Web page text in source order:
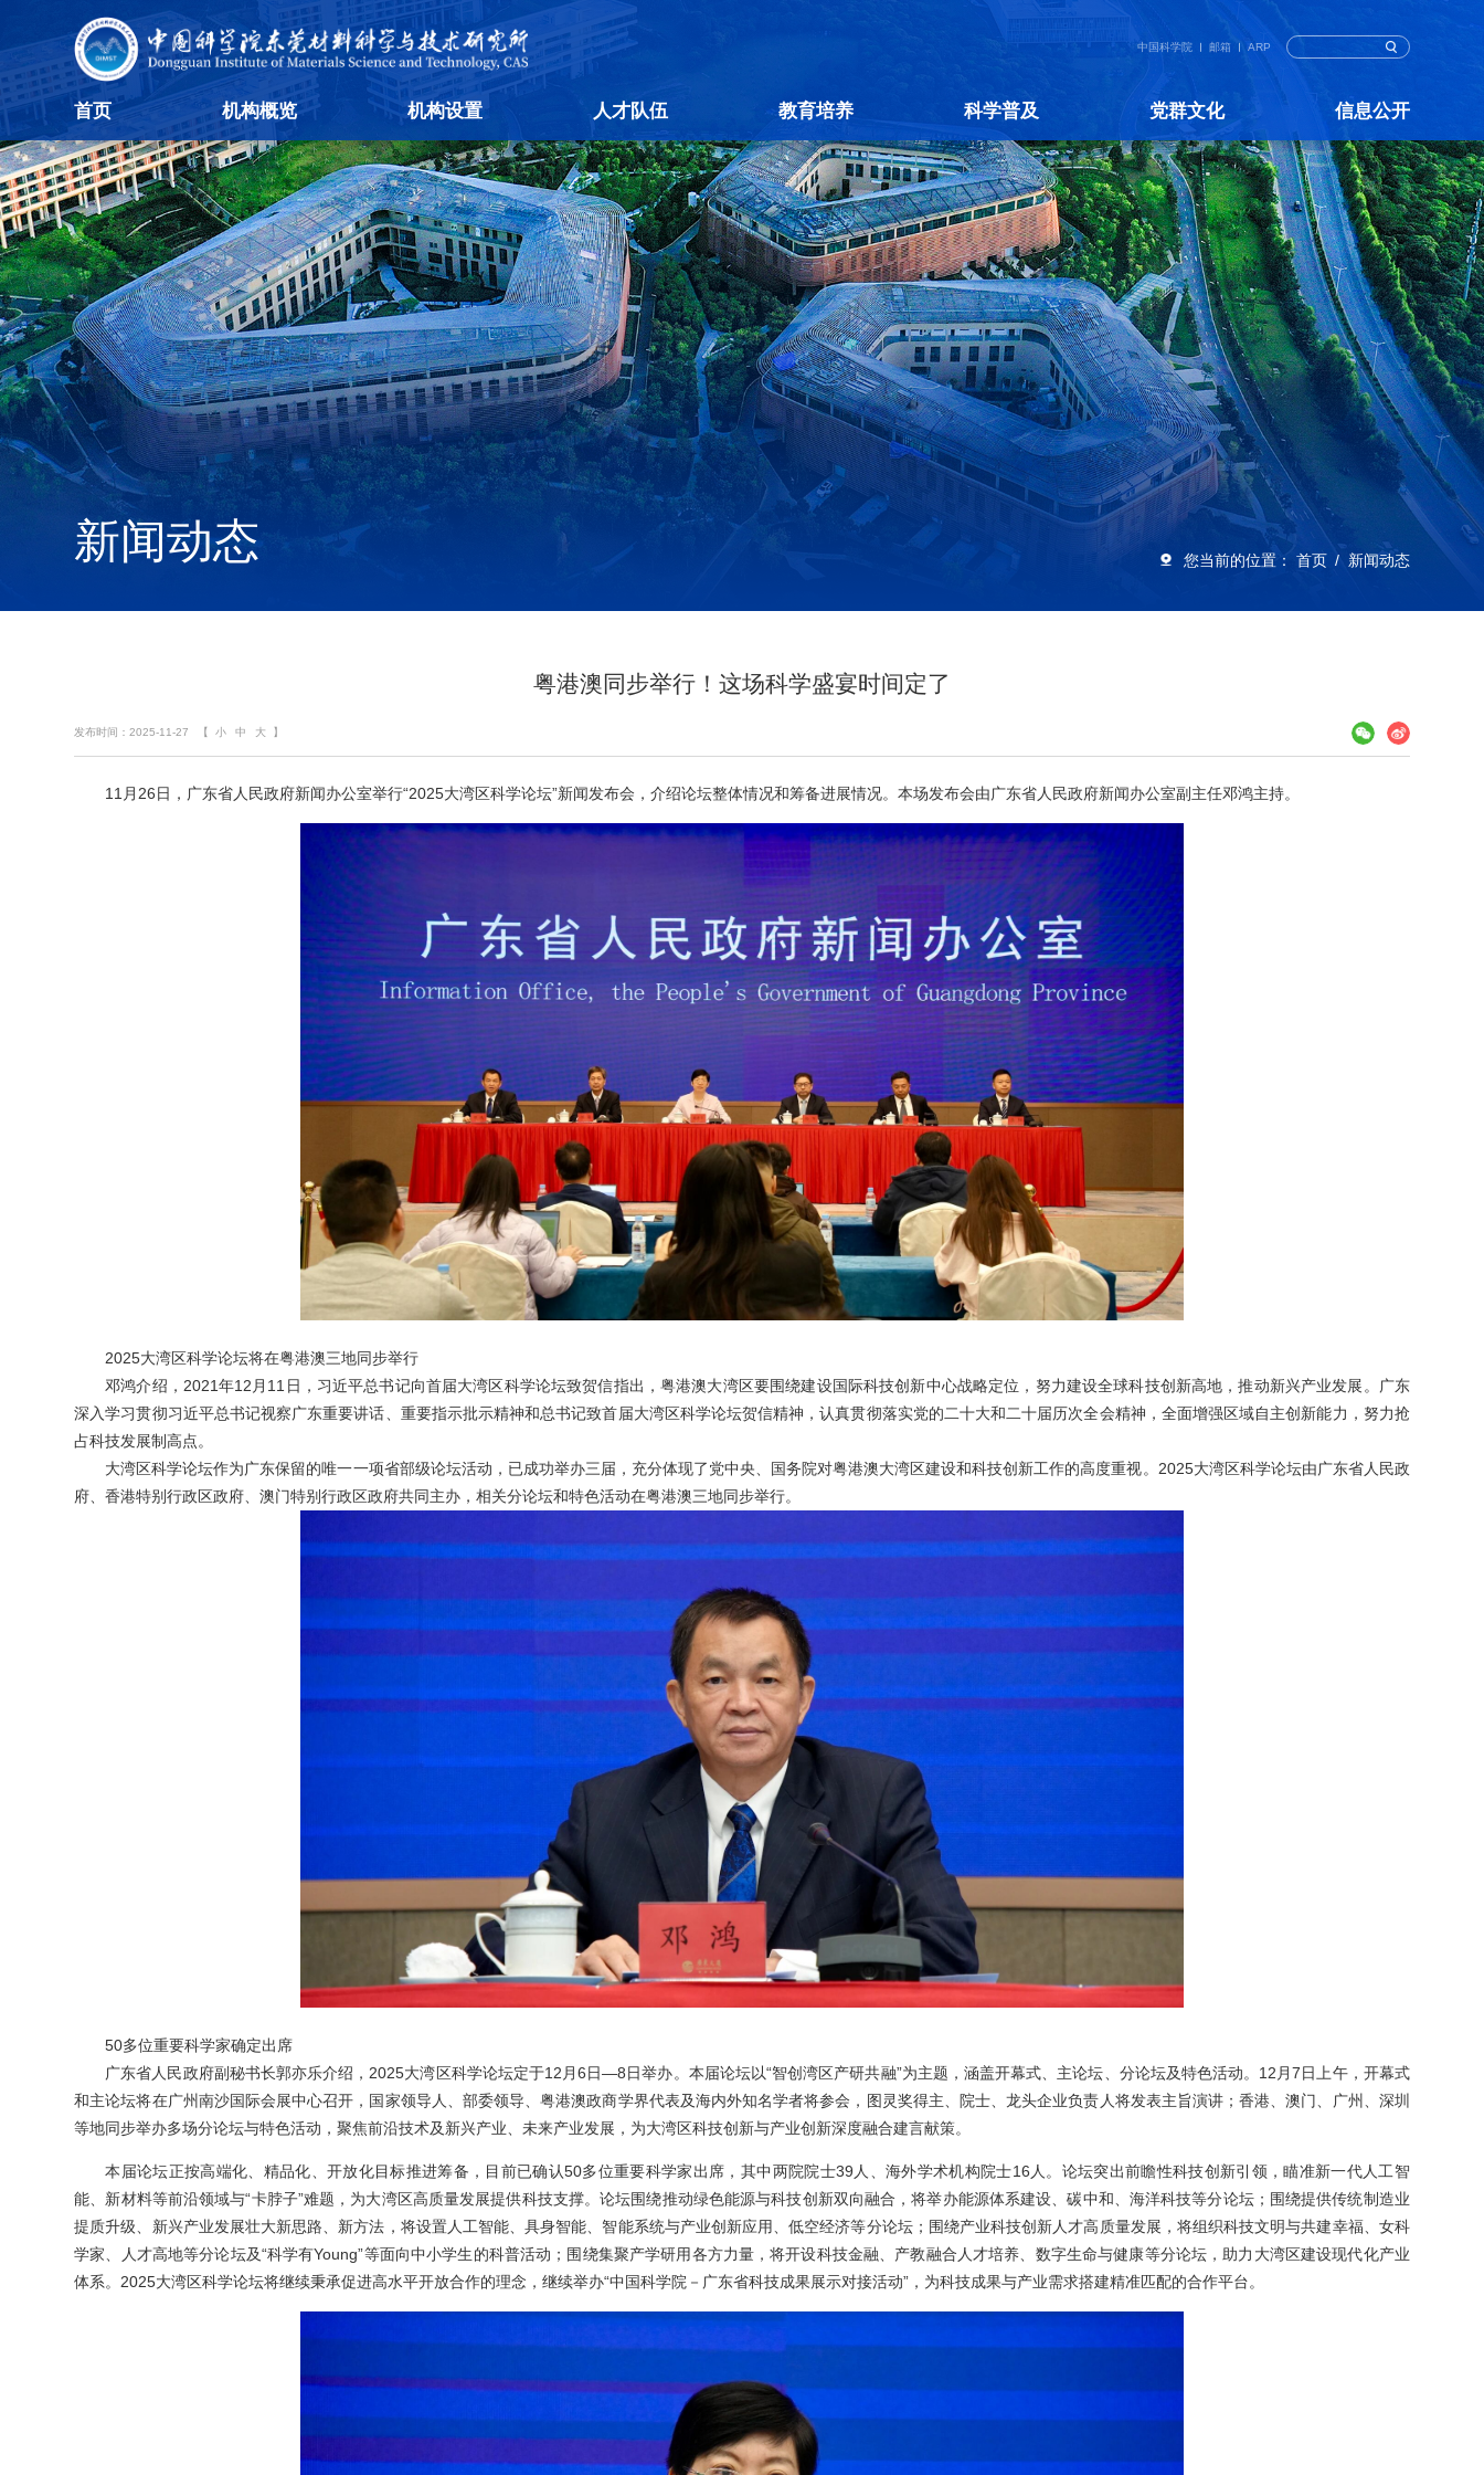
中国科学院 邮箱 ARP
首页 机构概览 机构设置 人才队伍 教育培养 科学普及 党群文化 信息公开
新闻动态 您当前的位置： 首页 新闻动态
粤港澳同步举行！这场科学盛宴时间定了
发布时间：2025-11-27 【小 中 大 】
11月26日，广东省人民政府新闻办公室举行“2025大湾区科学论坛”新闻发布会，介绍论坛整体情况和筹备进展情况。本场发布会由广东省人民政府新闻办公室副主任邓鸿主持。
2025大湾区科学论坛将在粤港澳三地同步举行
邓鸿介绍，2021年12月11日，习近平总书记向首届大湾区科学论坛致贺信指出，粤港澳大湾区要围绕建设国际科技创新中心战略定位，努力建设全球科技创新高地，推动新兴产业发展。广东
深入学习贯彻习近平总书记视察广东重要讲话、重要指示批示精神和总书记致首届大湾区科学论坛贺信精神，认真贯彻落实党的二十大和二十届历次全会精神，全面增强区域自主创新能力，努力抢
占科技发展制高点。
大湾区科学论坛作为广东保留的唯一一项省部级论坛活动，已成功举办三届，充分体现了党中央、国务院对粤港澳大湾区建设和科技创新工作的高度重视。2025大湾区科学论坛由广东省人民政
府、香港特别行政区政府、澳门特别行政区政府共同主办，相关分论坛和特色活动在粤港澳三地同步举行。
50多位重要科学家确定出席
广东省人民政府副秘书长郭亦乐介绍，2025大湾区科学论坛定于12月6日—8日举办。本届论坛以“智创湾区产研共融”为主题，涵盖开幕式、主论坛、分论坛及特色活动。12月7日上午，开幕式
和主论坛将在广州南沙国际会展中心召开，国家领导人、部委领导、粤港澳政商学界代表及海内外知名学者将参会，图灵奖得主、院士、龙头企业负责人将发表主旨演讲；香港、澳门、广州、深圳
等地同步举办多场分论坛与特色活动，聚焦前沿技术及新兴产业、未来产业发展，为大湾区科技创新与产业创新深度融合建言献策。
本届论坛正按高端化、精品化、开放化目标推进筹备，目前已确认50多位重要科学家出席，其中两院院士39人、海外学术机构院士16人。论坛突出前瞻性科技创新引领，瞄准新一代人工智
能、新材料等前沿领域与“卡脖子”难题，为大湾区高质量发展提供科技支撑。论坛围绕推动绿色能源与科技创新双向融合，将举办能源体系建设、碳中和、海洋科技等分论坛；围绕提供传统制造业
提质升级、新兴产业发展壮大新思路、新方法，将设置人工智能、具身智能、智能系统与产业创新应用、低空经济等分论坛；围绕产业科技创新人才高质量发展，将组织科技文明与共建幸福、女科
学家、人才高地等分论坛及“科学有Young”等面向中小学生的科普活动；围绕集聚产学研用各方力量，将开设科技金融、产教融合人才培养、数字生命与健康等分论坛，助力大湾区建设现代化产业
体系。2025大湾区科学论坛将继续秉承促进高水平开放合作的理念，继续举办“中国科学院－广东省科技成果展示对接活动”，为科技成果与产业需求搭建精准匹配的合作平台。